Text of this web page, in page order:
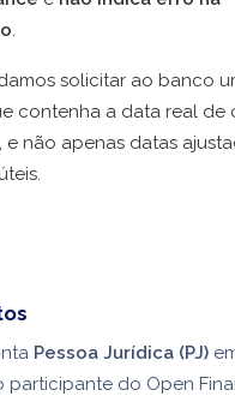
.
solicitar ao banco
contenha a data real de
e não apenas datas
Pessoa Jurídica (PJ)
participante do Open